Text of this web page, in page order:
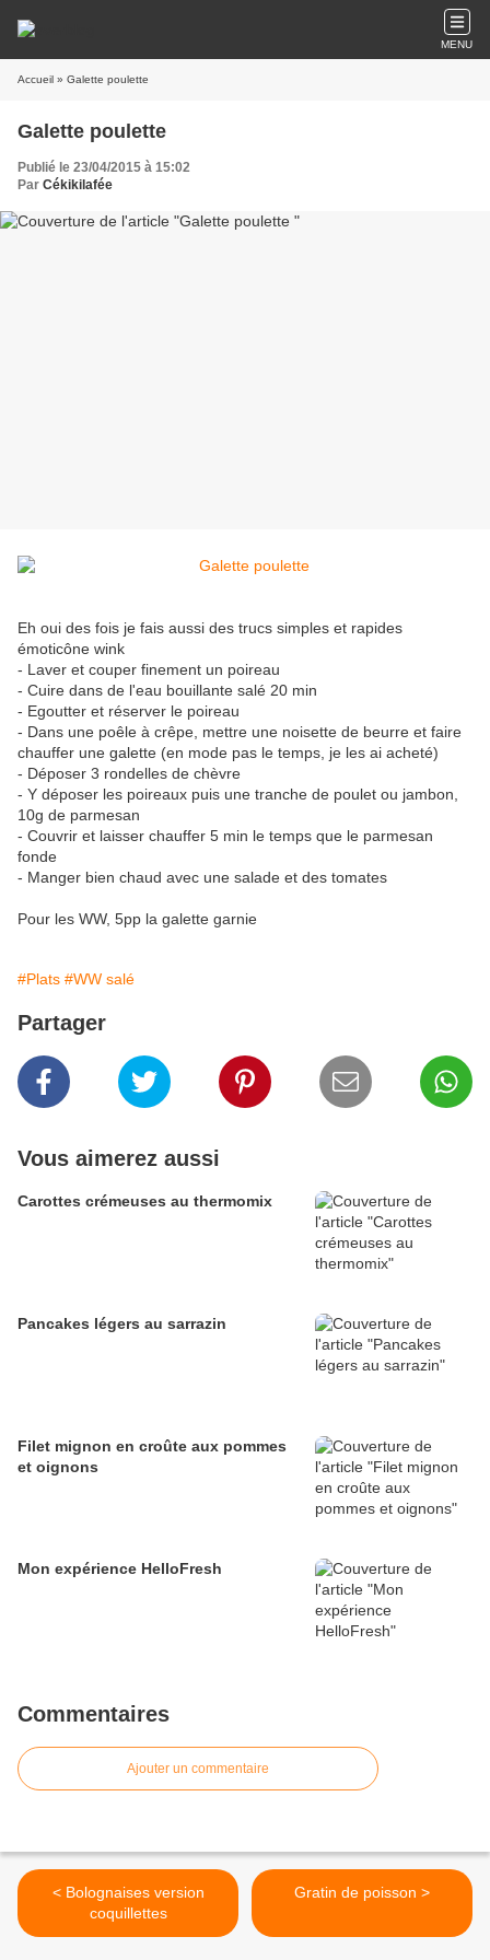
MENU
Accueil » Galette poulette
Galette poulette
Publié le 23/04/2015 à 15:02
Par Cékikilafée
Eh oui des fois je fais aussi des trucs simples et rapides
émoticône wink
- Laver et couper finement un poireau
- Cuire dans de l'eau bouillante salé 20 min
- Egoutter et réserver le poireau
- Dans une poêle à crêpe, mettre une noisette de beurre et faire
chauffer une galette (en mode pas le temps, je les ai acheté)
- Déposer 3 rondelles de chèvre
- Y déposer les poireaux puis une tranche de poulet ou jambon,
10g de parmesan
- Couvrir et laisser chauffer 5 min le temps que le parmesan
fonde
- Manger bien chaud avec une salade et des tomates
Pour les WW, 5pp la galette garnie
#Plats #WW salé
Partager
Vous aimerez aussi
Carottes crémeuses au thermomix
Pancakes légers au sarrazin
Filet mignon en croûte aux pommes
et oignons
Mon expérience HelloFresh
Commentaires
Ajouter un commentaire
< Bolognaises version
coquillettes
Gratin de poisson >